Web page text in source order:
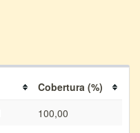
Cobertura (%)
100,00